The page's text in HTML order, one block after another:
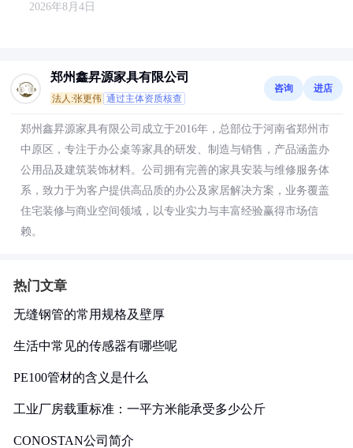
2026年8月4日
郑州鑫昇源家具有限公司
法人:张更伟 通过主体资质核查
咨询 进店
郑州鑫昇源家具有限公司成立于2016年，总部位于河南省郑州市
中原区，专注于办公桌等家具的研发、制造与销售，产品涵盖办
公用品及建筑装饰材料。公司拥有完善的家具安装与维修服务体
系，致力于为客户提供高品质的办公及家居解决方案，业务覆盖
住宅装修与商业空间领域，以专业实力与丰富经验赢得市场信
赖。
热门文章
无缝钢管的常用规格及壁厚
生活中常见的传感器有哪些呢
PE100管材的含义是什么
工业厂房载重标准：一平方米能承受多少公斤
CONOSTAN公司简介